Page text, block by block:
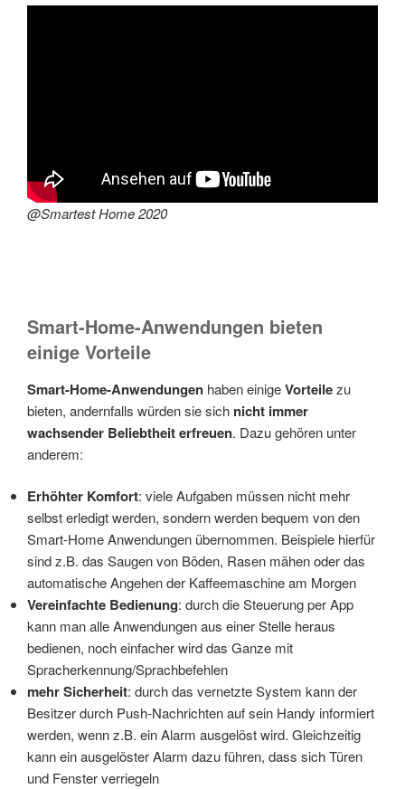
@Smartest Home 2020
Smart-Home-Anwendungen bieten
einige Vorteile
Smart-Home-Anwendungen haben einigeVorteilezu
bieten, andernfalls würden sie sich nicht immer
wachsender Beliebtheit erfreuen. Dazu gehören unter
anderem:
Erhöhter Komfort: viele Aufgaben müssen nicht mehr
selbst erledigt werden, sondern werden bequem von den
Smart-Home Anwendungen übernommen. Beispiele hierfür
sind z.B. das Saugen von Böden, Rasen mähen oder das
automatische Angehen der Kaffeemaschine am Morgen
Vereinfachte Bedienung: durch die Steuerung per App
kann man alle Anwendungen aus einer Stelle heraus
bedienen, noch einfacher wird das Ganze mit
Spracherkennung/Sprachbefehlen
mehr Sicherheit: durch das vernetzte System kann der
Besitzer durch Push-Nachrichten auf sein Handy informiert
werden, wenn z.B. ein Alarm ausgelöst wird. Gleichzeitig
kann ein ausgelöster Alarm dazu führen, dass sich Türen
und Fenster verriegeln